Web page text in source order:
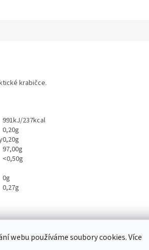
webu používáme soubory cookies. Více
krabičce.
991kJ/237kcal
0,20g
0,20g
97,00g
<0,50g
0g
0,27g